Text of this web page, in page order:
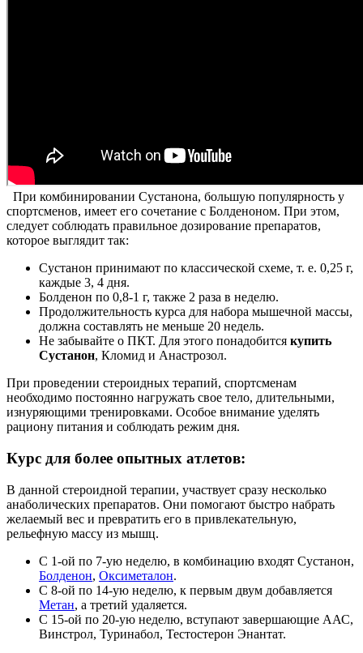
При комбинировании Сустанона, большую популярность у
спортсменов, имеет его сочетание с Болденоном. При этом,
следует соблюдать правильное дозирование препаратов,
которое выглядит так:
Сустанон принимают по классической схеме, т. е. 0,25 г,
каждые 3, 4 дня.
Болденон по 0,8-1 г, также 2 раза в неделю.
Продолжительность курса для набора мышечной массы,
должна составлять не меньше 20 недель.
Не забывайте о ПКТ. Для этого понадобится купить
Сустанон, Кломид и Анастрозол.
При проведении стероидных терапий, спортсменам
необходимо постоянно нагружать свое тело, длительными,
изнуряющими тренировками. Особое внимание уделять
рациону питания и соблюдать режим дня.
Курс для более опытных атлетов:
В данной стероидной терапии, участвует сразу несколько
анаболических препаратов. Они помогают быстро набрать
желаемый вес и превратить его в привлекательную,
рельефную массу из мышц.
С 1-ой по 7-ую неделю, в комбинацию входят Сустанон,
Болденон, Оксиметалон.
С 8-ой по 14-ую неделю, к первым двум добавляется
Метан, а третий удаляется.
С 15-ой по 20-ую неделю, вступают завершающие ААС,
Винстрол, Туринабол, Тестостерон Энантат.